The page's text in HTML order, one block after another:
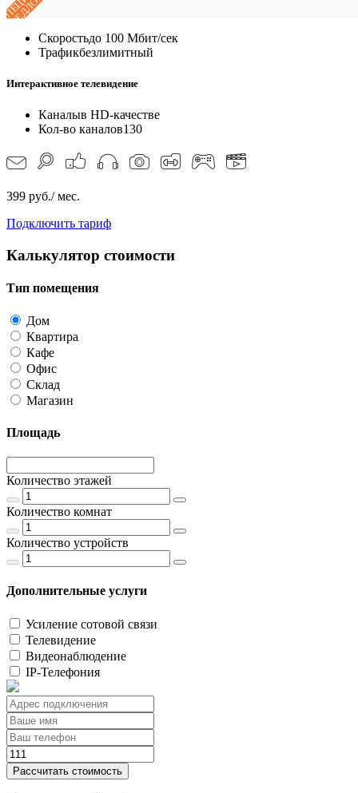
Скоростьдо 100 Мбит/сек
Трафикбезлимитный
Интерактивное телевидение
Каналыв HD-качестве
Кол-во каналов130
399 руб./ мес.
Подключить тариф
Калькулятор стоимости
Тип помещения
Дом
Квартира
Кафе
Офис
Склад
Магазин
Площадь
Количество этажей
Количество комнат
Количество устройств
Дополнительные услуги
Усиление сотовой связи
Телевидение
Видеонаблюдение
IP-Телефония
Рассчитать стоимость